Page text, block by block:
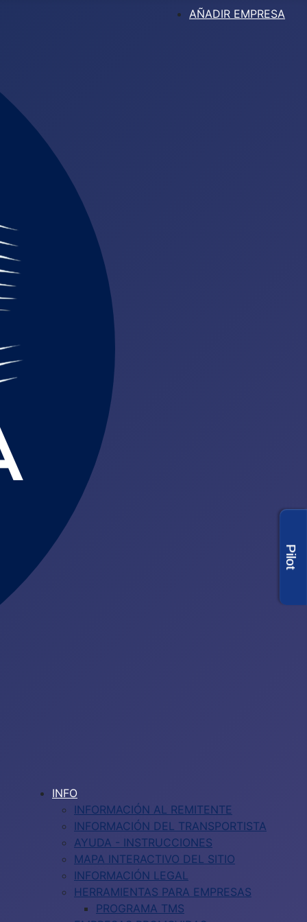
AÑADIR EMPRESA
INFO
INFORMACIÓN AL REMITENTE
INFORMACIÓN DEL TRANSPORTISTA
AYUDA - INSTRUCCIONES
MAPA INTERACTIVO DEL SITIO
INFORMACIÓN LEGAL
HERRAMIENTAS PARA EMPRESAS
PROGRAMA TMS
Pilot